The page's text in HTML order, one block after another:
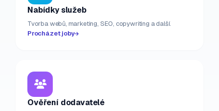
Nabídky služeb
Tvorba webů, marketing, SEO, copywriting a další.
Procházet joby
Ověření dodavatelé